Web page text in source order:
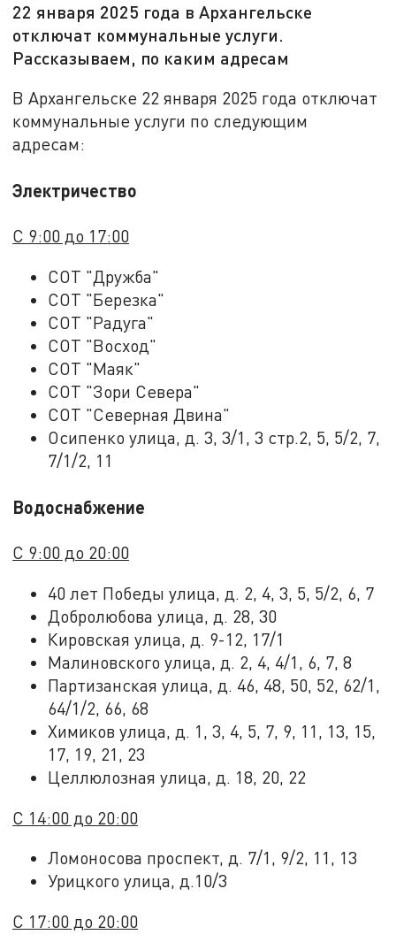
22 января 2025 года в Архангельске
отключат коммунальные услуги.
Рассказываем, по каким адресам
В Архангельске 22 января 2025 года отключат
коммунальные услуги по следующим
адресам:
Электричество
С 9:00 до 17:00
СОТ "Дружба"
СОТ "Березка"
СОТ "Радуга"
СОТ "Восход"
СОТ "Маяк"
СОТ "Зори Севера"
СОТ "Северная Двина"
Осипенко улица, д. 3, 3/1, 3 стр.2, 5, 5/2, 7,
7/1/2, 11
Водоснабжение
С 9:00 до 20:00
40 лет Победы улица, д. 2, 4, 3, 5, 5/2, 6, 7
Добролюбова улица, д. 28, 30
Кировская улица, д. 9-12, 17/1
Малиновского улица, д. 2, 4, 4/1, 6, 7, 8
Партизанская улица, д. 46, 48, 50, 52, 62/1,
64/1/2, 66, 68
Химиков улица, д. 1, 3, 4, 5, 7, 9, 11, 13, 15,
17, 19, 21, 23
Целлюлозная улица, д. 18, 20, 22
С 14:00 до 20:00
Ломоносова проспект, д. 7/1, 9/2, 11, 13
Урицкого улица, д.10/3
С 17:00 до 20:00